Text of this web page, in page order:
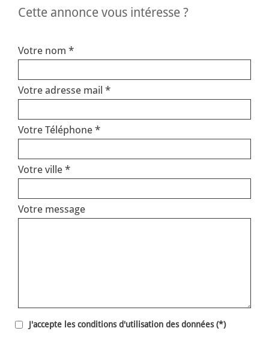
cette annonce vous intéresse ?
Votre nom *
Votre adresse mail *
Votre Téléphone *
Votre ville *
Votre message
J'accepte les conditions d'utilisation des données (*)